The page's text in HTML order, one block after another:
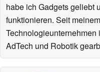
habe ich Gadgets geliebt
funktionieren. Seit
Technologieunternehmen
AdTech und Robotik